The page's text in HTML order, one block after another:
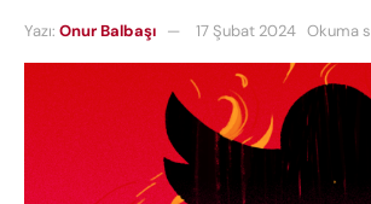
Yazı: Onur Balbaşı 17 Şubat 2024 Okuma